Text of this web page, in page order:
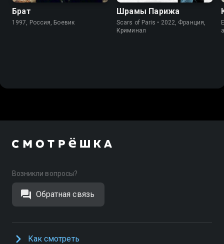
Брат
1997, Россия, Боевик
Шрамы Парижа
Scars of Paris • 2022, Франция,
Криминал
Возникли вопросы?
Обратная связь
Как смотреть